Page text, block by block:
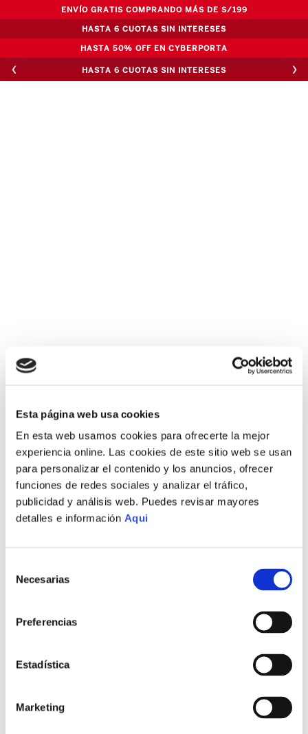
Esta página web usa cookies
En esta web usamos cookies para ofrecerte la mejor
experiencia online. Las cookies de este sitio web se usan
para personalizar el contenido y los anuncios, ofrecer
funciones de redes sociales y analizar el tráfico,
publicidad y análisis web. Puedes revisar mayores
detalles e información Aqui
Necesarias
Preferencias
Estadística
Marketing
ENVÍO GRATIS COMPRANDO MÁS DE S/199
HASTA 6 CUOTAS SIN INTERESES
HASTA 50% OFF EN CYBERPORTA
‹ HASTA 6 CUOTAS SIN INTERESES ›